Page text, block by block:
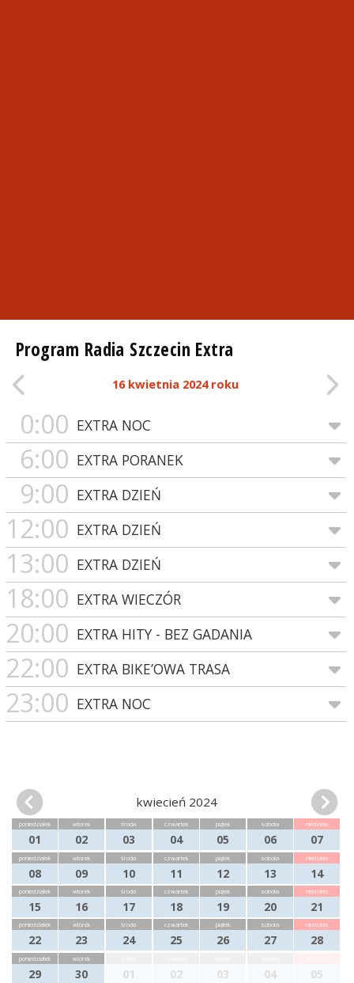
Program Radia Szczecin Extra
16 kwietnia 2024 roku
0:00 EXTRA NOC
6:00 EXTRA PORANEK
9:00 EXTRA DZIEŃ
12:00 EXTRA DZIEŃ
13:00 EXTRA DZIEŃ
18:00 EXTRA WIECZÓR
20:00 EXTRA HITY - BEZ GADANIA
22:00 EXTRA BIKE’OWA TRASA
23:00 EXTRA NOC
kwiecień 2024
poniedziałek
01
wtorek
02
środa
03
czwartek
04
piątek
05
sobota
06
niedziela
07
poniedziałek
08
wtorek
09
środa
10
czwartek
11
piątek
12
sobota
13
niedziela
14
poniedziałek
15
wtorek
16
środa
17
czwartek
18
piątek
19
sobota
20
niedziela
21
poniedziałek
22
wtorek
23
środa
24
czwartek
25
piątek
26
sobota
27
niedziela
28
poniedziałek
29
wtorek
30 01 02 03 04 05